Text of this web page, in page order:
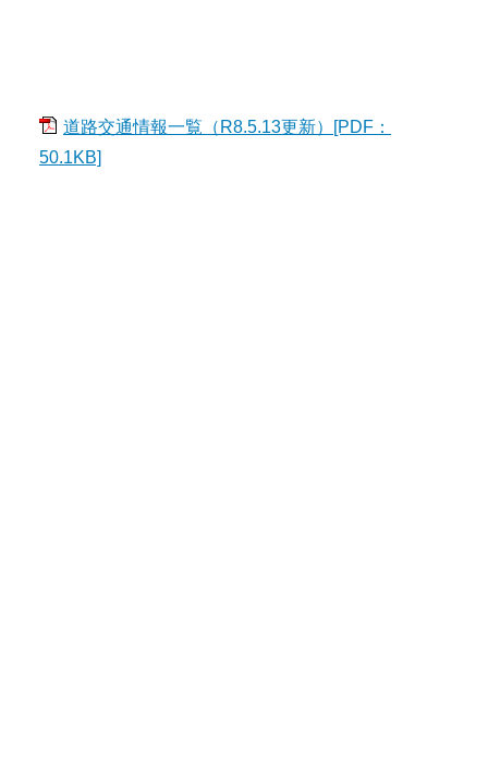
道路交通情報一覧（R8.5.13更新）[PDF：
50.1KB]